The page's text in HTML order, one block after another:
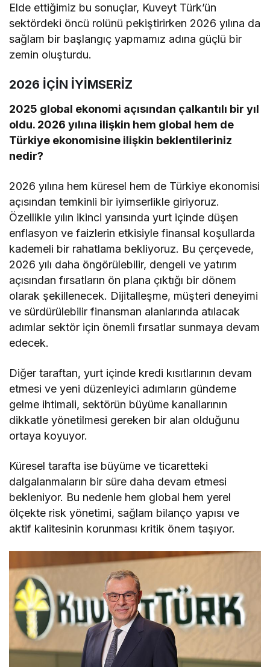
Elde ettiğimiz bu sonuçlar, Kuveyt Türk’ün
sektördeki öncü rolünü pekiştirirken 2026 yılına da
sağlam bir başlangıç yapmamız adına güçlü bir
zemin oluşturdu.
2026 İÇİN İYİMSERİZ
2025 global ekonomi açısından çalkantılı bir yıl
oldu. 2026 yılına ilişkin hem global hem de
Türkiye ekonomisine ilişkin beklentileriniz
nedir?
2026 yılına hem küresel hem de Türkiye ekonomisi
açısından temkinli bir iyimserlikle giriyoruz.
Özellikle yılın ikinci yarısında yurt içinde düşen
enflasyon ve faizlerin etkisiyle finansal koşullarda
kademeli bir rahatlama bekliyoruz. Bu çerçevede,
2026 yılı daha öngörülebilir, dengeli ve yatırım
açısından fırsatların ön plana çıktığı bir dönem
olarak şekillenecek. Dijitalleşme, müşteri deneyimi
ve sürdürülebilir finansman alanlarında atılacak
adımlar sektör için önemli fırsatlar sunmaya devam
edecek.
Diğer taraftan, yurt içinde kredi kısıtlarının devam
etmesi ve yeni düzenleyici adımların gündeme
gelme ihtimali, sektörün büyüme kanallarının
dikkatle yönetilmesi gereken bir alan olduğunu
ortaya koyuyor.
Küresel tarafta ise büyüme ve ticaretteki
dalgalanmaların bir süre daha devam etmesi
bekleniyor. Bu nedenle hem global hem yerel
ölçekte risk yönetimi, sağlam bilanço yapısı ve
aktif kalitesinin korunması kritik önem taşıyor.